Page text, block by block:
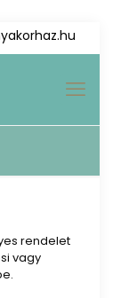
rendelet
vagy